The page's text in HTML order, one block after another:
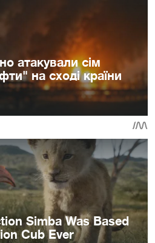
атакували сім
на сході країни